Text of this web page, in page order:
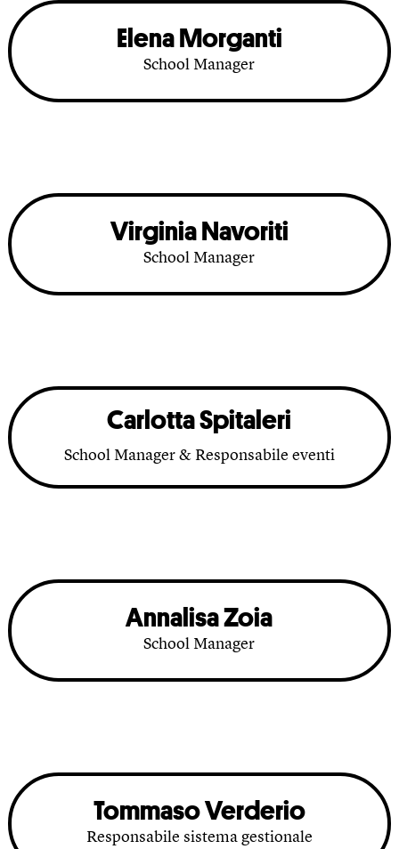
Elena Morganti
School Manager
Virginia Navoriti
School Manager
Carlotta Spitaleri
School Manager & Responsabile eventi
Annalisa Zoia
School Manager
Tommaso Verderio
Responsabile sistema gestionale